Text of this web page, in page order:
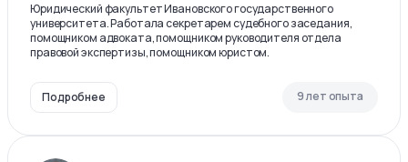
Юридический факультет Ивановского государственного
университета. Работала секретарем судебного заседания,
помощником адвоката, помощником руководителя отдела
правовой экспертизы, помощником юристом.
Подробнее 9 лет опыта